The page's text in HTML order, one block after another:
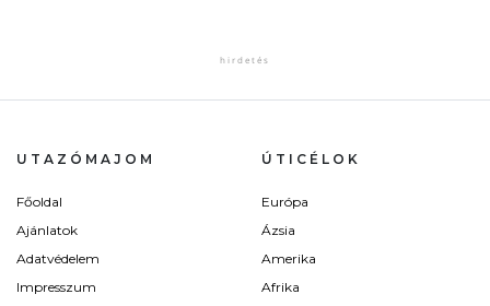
UTAZÓMAJOM
Főoldal
Ajánlatok
Adatvédelem
Impresszum
ÚTICÉLOK
Európa
Ázsia
Amerika
Afrika